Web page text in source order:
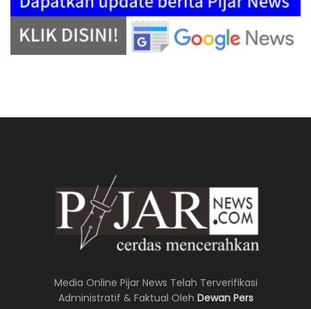
Media Online Pijar News Telah Terverifikasi
Administratif & Faktual Oleh Dewan Pers